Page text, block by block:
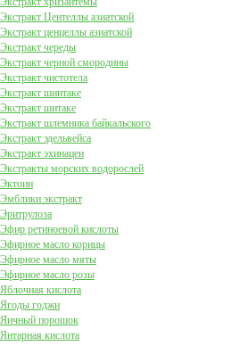
Экстракт Центеллы азиатской
Экстракт ценцеллы азиатской
Экстракт череды
Экстракт черной смородины
Экстракт чистотела
Экстракт шиитаке
Экстракт шитаке
Экстракт шлемника байкальского
Экстракт эдельвейса
Экстракт эхинацеи
Экстракты морских водорослей
Эктоин
Эмблики экстракт
Эритрулоза
Эфир ретиноевой кислоты
Эфирное масло корицы
Эфирное масло мяты
Эфирное масло розы
Яблочная кислота
Ягоды годжи
Яичный порошок
Янтарная кислота